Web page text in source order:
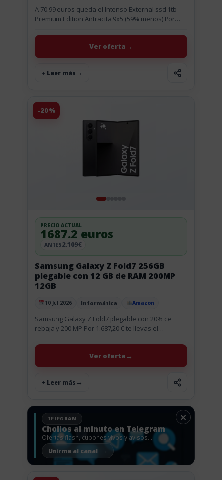
A 70.99 euros queda el Intenso External ssd 1tb
Premium Edition Antracita 9x5 (59% menos) Por
de...
+ Leer más
Ver oferta
-20%
Publicado el
10 Jul 2026 Informática Amazon
Samsung Galaxy Z Fold7 256GB
plegable con 12 GB de RAM 200MP
12GB
PRECIO ACTUAL
1687.2 euros
ANTES2.109€
Samsung Galaxy Z Fold7 plegable con 20% de
rebaja y 200 MP Por 1.687,20 € te llevas el
+ Leer más
Ver oferta
×
TELEGRAM
Chollos al minuto en Telegram
Ofertas flash, cupones vivos y avisos
antes de que vuelen.
Unirme al canal